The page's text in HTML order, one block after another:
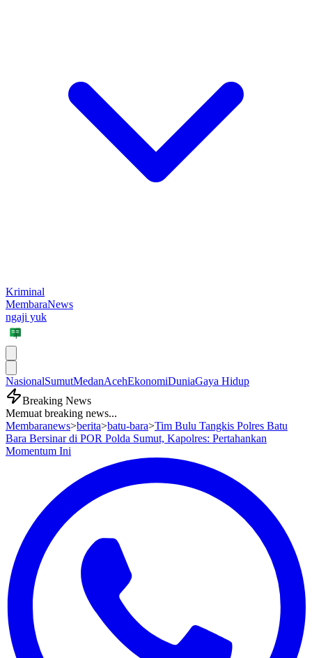
Kriminal
MembaraNews
ngaji yuk
NasionalSumutMedanAcehEkonomiDuniaGaya Hidup
Breaking News
Memuat breaking news...
Membaranews>berita>batu-bara>Tim Bulu Tangkis Polres Batu
Bara Bersinar di POR Polda Sumut, Kapolres: Pertahankan
Momentum Ini